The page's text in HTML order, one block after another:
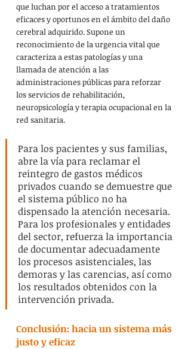
que luchan por el acceso a tratamientos
eficaces y oportunos en el ámbito del daño
cerebral adquirido. Supone un
reconocimiento de la urgencia vital que
caracteriza a estas patologías y una
llamada de atención a las
administraciones públicas para reforzar
los servicios de rehabilitación,
neuropsicología y terapia ocupacional en la
red sanitaria.
Para los pacientes y sus familias,
abre la vía para reclamar el
reintegro de gastos médicos
privados cuando se demuestre que
el sistema público no ha
dispensado la atención necesaria.
Para los profesionales y entidades
del sector, refuerza la importancia
de documentar adecuadamente
los procesos asistenciales, las
demoras y las carencias, así como
los resultados obtenidos con la
intervención privada.
Conclusión: hacia un sistema más
justo y eficaz